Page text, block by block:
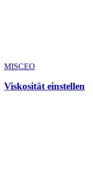
MISCEO
Viskosität einstellen